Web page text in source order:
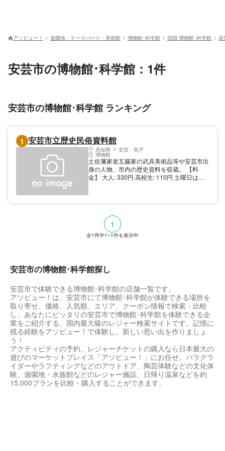
アソビュー！ 遊園地・テーマパーク・美術館 博物館･科学館 四国 博物館･科学館 高
安芸市の博物館･科学館：1件
安芸市の博物館･科学館 ランキング
1 安芸市立歴史民俗資料館
高知県 安芸・室戸
博物館
土佐藩家老五藤家の武具美術品等や安芸市出
身の人物、市内の歴史資料を収蔵。 【料
金】 大人: 330円 高校生: 110円 土曜日は無
1
全1件中1~1件を表示中
安芸市の博物館･科学館探し
安芸市で体験できる博物館･科学館の店舗一覧です。
アソビュー！は、安芸市にて博物館･科学館が体験できる場所を
取り寄せ、価格、人気順、エリア、クーポン情報で検索・比較
し、あなたにピッタリの安芸市で博物館･科学館を体験できる企
業をご紹介する、国内最大級のレジャー検索サイトです。記憶に
残る経験をアソビュー！で体験し、新しい思い出を作りましょ
う！
アクティビティの予約、レジャーチケットの購入なら日本最大の
遊びのマーケットプレイス「アソビュー！」にお任せ。パラグラ
イダーやラフティングなどのアウトドア、陶芸体験などの文化体
験、遊園地・水族館などのレジャー施設、日帰り温泉などを約
15,000プランを比較・購入することができます。